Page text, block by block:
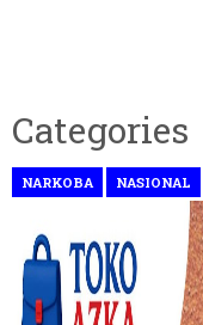
Categories
NARKOBA NASIONAL